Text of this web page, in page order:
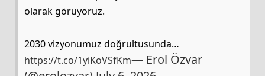
olarak görüyoruz.
2030 vizyonumuz doğrultusunda…
https://t.co/1yiKoVSfKm— Erol Özvar